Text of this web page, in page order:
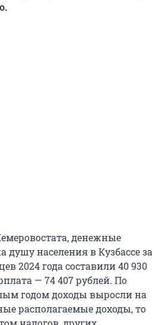
денежные
душу населения в Кузбассе за
2024 года составили 40 930
— 74 407 рублей. По
годом доходы выросли на
располагаемые доходы, то